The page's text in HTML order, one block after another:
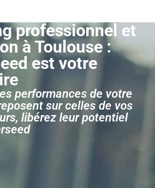
professionnel et
à Toulouse :
est votre
performances de votre
sur celles de vos
libérez leur potentiel